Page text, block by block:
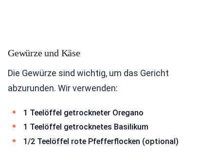
Gewürze und Käse
Die Gewürze sind wichtig, um das Gericht
abzurunden. Wir verwenden:
1 Teelöffel getrockneter Oregano
1 Teelöffel getrocknetes Basilikum
1/2 Teelöffel rote Pfefferflocken (optional)